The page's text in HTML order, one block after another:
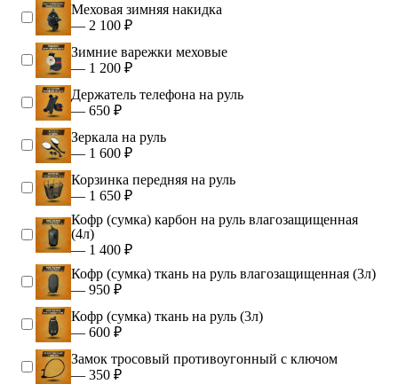
Меховая зимняя накидка
— 2 100 ₽
Зимние варежки меховые
— 1 200 ₽
Держатель телефона на руль
— 650 ₽
Зеркала на руль
— 1 600 ₽
Корзинка передняя на руль
— 1 650 ₽
Кофр (сумка) карбон на руль влагозащищенная
(4л)
— 1 400 ₽
Кофр (сумка) ткань на руль влагозащищенная (3л)
— 950 ₽
Кофр (сумка) ткань на руль (3л)
— 600 ₽
Замок тросовый противоугонный с ключом
— 350 ₽